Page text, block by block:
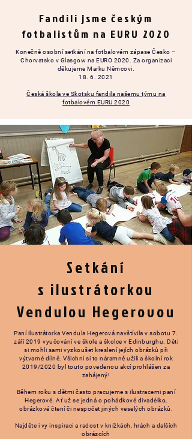
Fandili jsme českým
fotbalistům na EURU 2020
Konečně osobní setkání na fotbalovém zápase Česko –
Chorvatsko v Glasgow na EURO 2020. Za organizaci
děkujeme Marku Němcovi.
18. 6. 2021
Česká škola ve Skotsku fandila našemu týmu na
fotbalovém EURU 2020
Setkání
s ilustrátorkou
Vendulou Hegerovou
Paní ilustrátorka Vendula Hegerová navštívila v sobotu 7.
září 2019 vyučování ve škole a školce v Edinburghu. Děti
si mohli sami vyzkoušet kreslení jejích obrázků při
výtvarné dílně. Všichni si to náramně užili a školní rok
2019/2020 byl touto povedenou akcí prohlášen za
zahájený!
Během roku s dětmi často pracujeme s ilustracemi paní
Hegerové. Ať už se jedná o pohádkové divadélko,
obrázkové čtení či nespočet jiných veselých obrázků.
Najděte i vy inspiraci a radost v knížkách, hrách a dalších
obrázcích